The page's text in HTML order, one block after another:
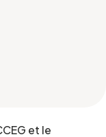
et le